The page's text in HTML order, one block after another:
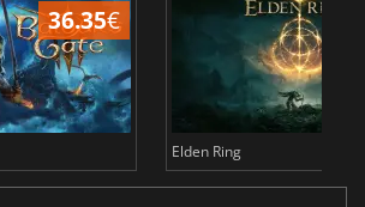
36.35€
Elden Ring